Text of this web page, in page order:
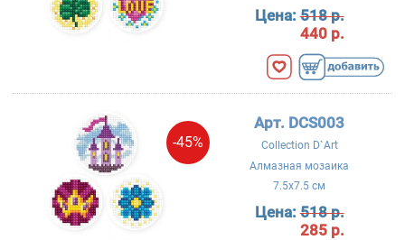
Цена:518 р.
440 р.
-45%
Арт. DCS003
Collection D`Art
Алмазная мозаика
7.5x7.5 см
Цена:518 р.
285 р.